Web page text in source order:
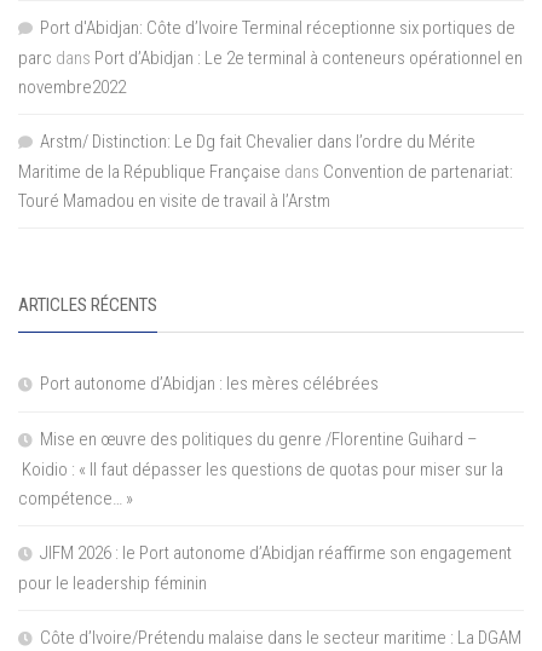
Port d'Abidjan: Côte d’Ivoire Terminal réceptionne six portiques de
parc dans Port d’Abidjan : Le 2e terminal à conteneurs opérationnel en
novembre2022
Arstm/ Distinction: Le Dg fait Chevalier dans l’ordre du Mérite
Maritime de la République Française dans Convention de partenariat:
Touré Mamadou en visite de travail à l’Arstm
ARTICLES RÉCENTS
Port autonome d’Abidjan : les mères célébrées
Mise en œuvre des politiques du genre /Florentine Guihard –
Koidio : « Il faut dépasser les questions de quotas pour miser sur la
compétence… »
JIFM 2026 : le Port autonome d’Abidjan réaffirme son engagement
pour le leadership féminin
Côte d’Ivoire/Prétendu malaise dans le secteur maritime : La DGAM